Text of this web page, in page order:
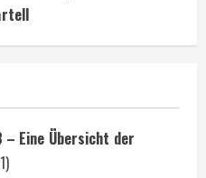
– Eine Übersicht der